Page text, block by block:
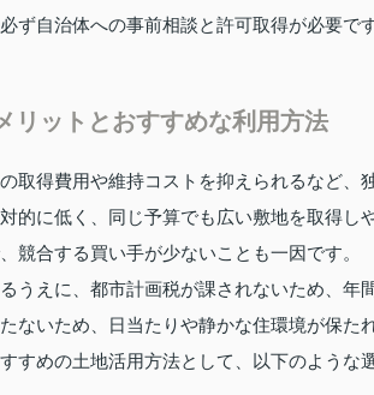
ず自治体への事前相談と許可取得が必要です
リットとおすすめな利用方法
取得費用や維持コストを抑えられるなど、
的に低く、同じ予算でも広い敷地を取得
競合する買い手が少ないことも一因です。
うえに、都市計画税が課されないため、年
ないため、日当たりや静かな住環境が保た
すめの土地活用方法として、以下のような